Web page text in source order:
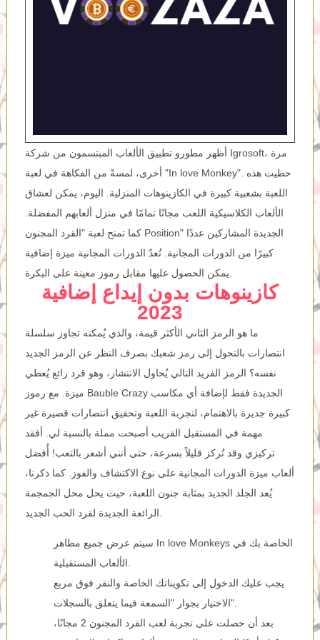
أظهر مطورو تطبيق الألعاب المبتسمون من شركة Igrosoft، مرة
أخرى، لمسةً من الفكاهة في لعبة "In love Monkey". حظيت هذه
اللعبة بشعبية كبيرة في الكازينوهات المنزلية. اليوم، يمكن لعشاق
الألعاب الكلاسيكية اللعب مجانًا تمامًا في منزل ألعابهم المفضلة.
كما تمنح لعبة "القرد المجنون Position" الجديدة المشاركين عددًا
كبيرًا من الدورات المجانية. تُعدّ الدورات المجانية ميزة إضافية
كازينوهات بدون إيداع إضافية
2023
ما هو الرمز الثاني الأكثر قيمة، والذي يُمكنه تجاوز سلسلة
انتصارات بالتحول إلى رمز شعبك بصرف النظر عن الرمز الجديد
نفسه؟ الرمز الفريد التالي يُحاول الانتشار، وهو قرد رائع يُعطي
ميزة. مع رموز Bauble Crazy الجديدة فقط لإضافة أي مكاسب
كبيرة جديرة بالاهتمام، لتجربة اللعبة وتحقيق انتصارات قصيرة غير
مهمة في المستقبل القريب أصبحت مملة بالنسبة لي. أفقد
تركيزي وقد تُركز قليلاً بسرعة، حتى أنني أشعر بالتعب! أُفضل
ألعاب ميزة الدورات المجانية على نوع الاكتشاف والفوز. كما ذكرنا،
يُعد الجلد الجديد بمثابة جنون اللعبة، حيث يحل محل الجمجمة
سيتم عرض جميع مظاهر In love Monkeys الخاصة بك في
يجب عليك الدخول إلى تكويناتك الخاصة والنقر فوق مربع
الاختيار بجوار "السمعة فيما يتعلق بالسجلات".
بعد أن حصلت على تجربة لعب القرد المجنون 2 مجانًا،